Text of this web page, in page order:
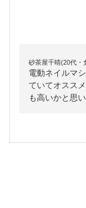
砂茶屋千晴(20代・
電動ネイルマ
ていてオスス
も高いかと思い